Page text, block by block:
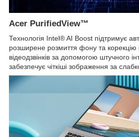
Acer PurifiedView™
Технологія Intel® AI Boost підтримує
розширене розмиття фону та корекцію
відеодзвінків за допомогою штучного
забезпечує чіткіші зображення за